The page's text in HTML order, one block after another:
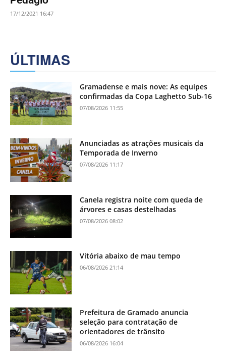
17/12/2021 16:47
ÚLTIMAS
Gramadense e mais nove: As equipes
confirmadas da Copa Laghetto Sub-16
07/08/2026 11:55
Anunciadas as atrações musicais da
Temporada de Inverno
07/08/2026 11:17
Canela registra noite com queda de
árvores e casas destelhadas
07/08/2026 08:02
Vitória abaixo de mau tempo
06/08/2026 21:14
Prefeitura de Gramado anuncia
seleção para contratação de
orientadores de trânsito
06/08/2026 16:04